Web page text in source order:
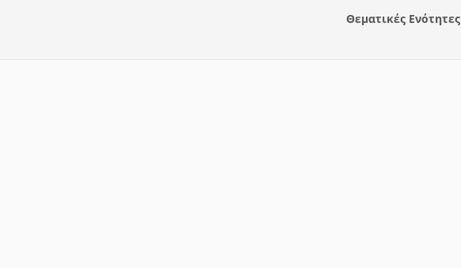
Θεματικές Ενότητες